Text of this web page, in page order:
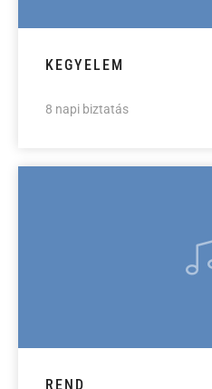
KEGYELEM
8 napi biztatás
REND